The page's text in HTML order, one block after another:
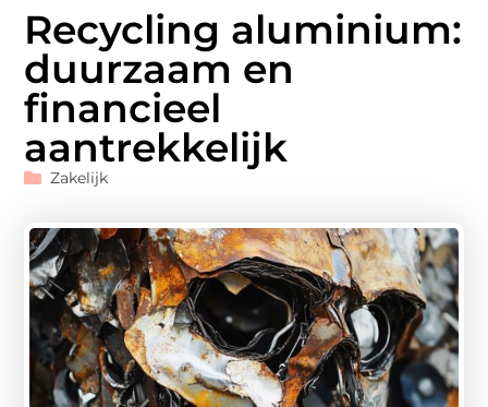
Recycling aluminium:
duurzaam en
financieel
aantrekkelijk
Zakelijk